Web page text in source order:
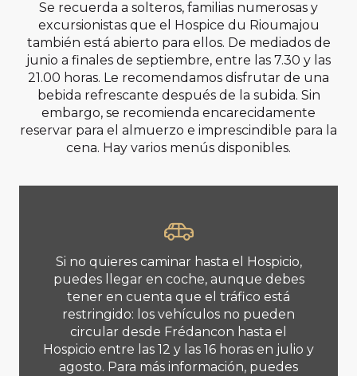
Se recuerda a solteros, familias numerosas y
excursionistas que el Hospice du Rioumajou
también está abierto para ellos. De mediados de
junio a finales de septiembre, entre las 7.30 y las
21.00 horas. Le recomendamos disfrutar de una
bebida refrescante después de la subida. Sin
embargo, se recomienda encarecidamente
reservar para el almuerzo e imprescindible para la
cena. Hay varios menús disponibles.
Si no quieres caminar hasta el Hospicio,
puedes llegar en coche, aunque debes
tener en cuenta que el tráfico está
restringido: los vehículos no pueden
circular desde Frédancon hasta el
Hospicio entre las 12 y las 16 horas en julio y
agosto. Para más información, puedes